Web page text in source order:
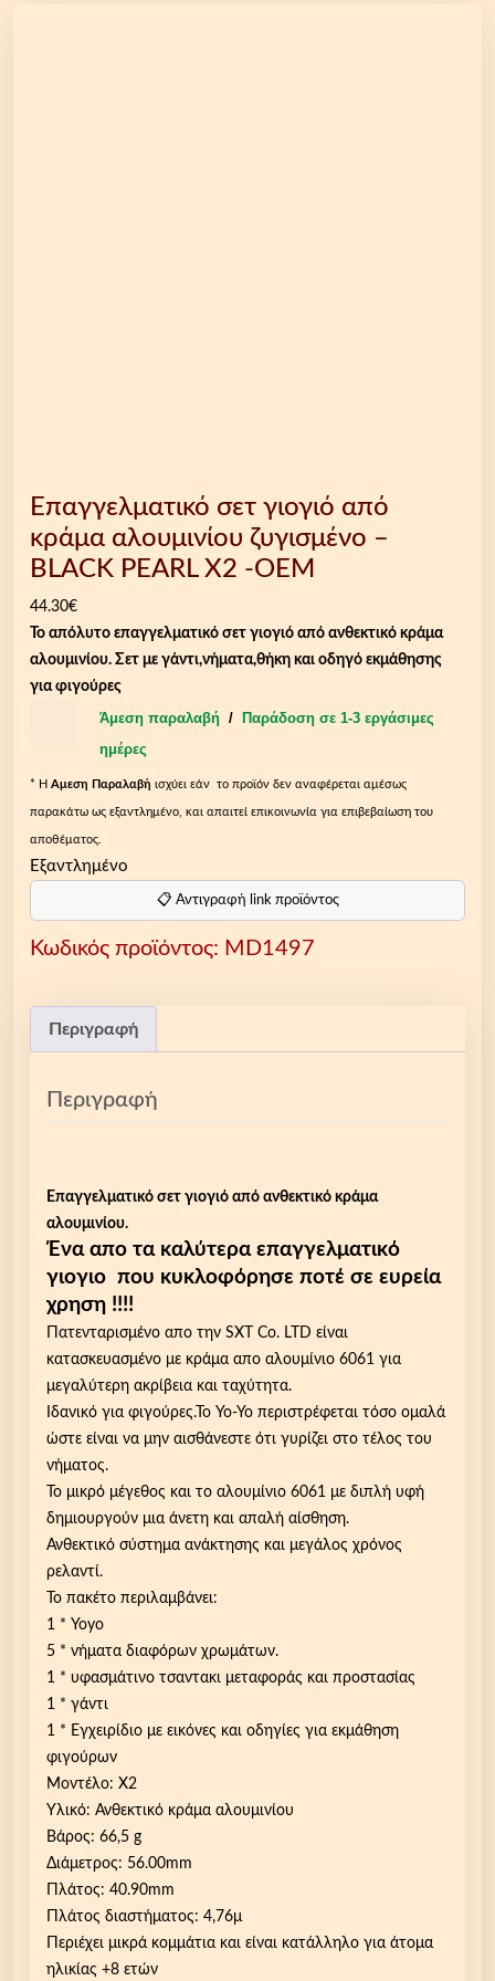
Επαγγελματικό σετ γιογιό από
κράμα αλουμινίου ζυγισμένο –
BLACK PEARL X2 -OEM
44.30€
Το απόλυτο επαγγελματικό σετ γιογιό από ανθεκτικό κράμα
αλουμινίου. Σετ με γάντι,νήματα,θήκη και οδηγό εκμάθησης
για φιγούρες
Άμεση παραλαβή /
Παράδοση σε 1-3 εργάσιμες
ημέρες
* Η Aμεση Παραλαβή ισχύει εάν το προϊόν δεν αναφέρεται αμέσως
παρακάτω ως εξαντλημένο, και απαιτεί επικοινωνία για επιβεβαίωση του
αποθέματος.
Εξαντλημένο
📋 Αντιγραφή link προϊόντος
Κωδικός προϊόντος: MD1497
Περιγραφή
Περιγραφή
Επαγγελματικό σετ γιογιό από ανθεκτικό κράμα
αλουμινίου.
Ένα απο τα καλύτερα επαγγελματικό
γιογιο που κυκλοφόρησε ποτέ σε ευρεία
χρηση !!!!
Πατενταρισμένο απο την SXT Co. LTD είναι
κατασκευασμένο με κράμα απο αλουμίνιο 6061 για
μεγαλύτερη ακρίβεια και ταχύτητα.
Ιδανικό για φιγούρες.Το Yo-Yo περιστρέφεται τόσο ομαλά
ώστε είναι να μην αισθάνεστε ότι γυρίζει στο τέλος του
νήματος.
Το μικρό μέγεθος και το αλουμίνιο 6061 με διπλή υφή
δημιουργούν μια άνετη και απαλή αίσθηση.
Ανθεκτικό σύστημα ανάκτησης και μεγάλος χρόνος
ρελαντί.
Το πακέτο περιλαμβάνει:
1 * Yoyo
5 * νήματα διαφόρων χρωμάτων.
1 * υφασμάτινο τσαντακι μεταφοράς και προστασίας
1 * γάντι
1 * Εγχειρίδιο με εικόνες και οδηγίες για εκμάθηση
φιγούρων
Μοντέλο: X2
Υλικό: Ανθεκτικό κράμα αλουμινίου
Βάρος: 66,5 g
Διάμετρος: 56.00mm
Πλάτος: 40.90mm
Πλάτος διαστήματος: 4,76μ
Περιέχει μικρά κομμάτια και είναι κατάλληλο για άτομα
ηλικίας +8 ετών